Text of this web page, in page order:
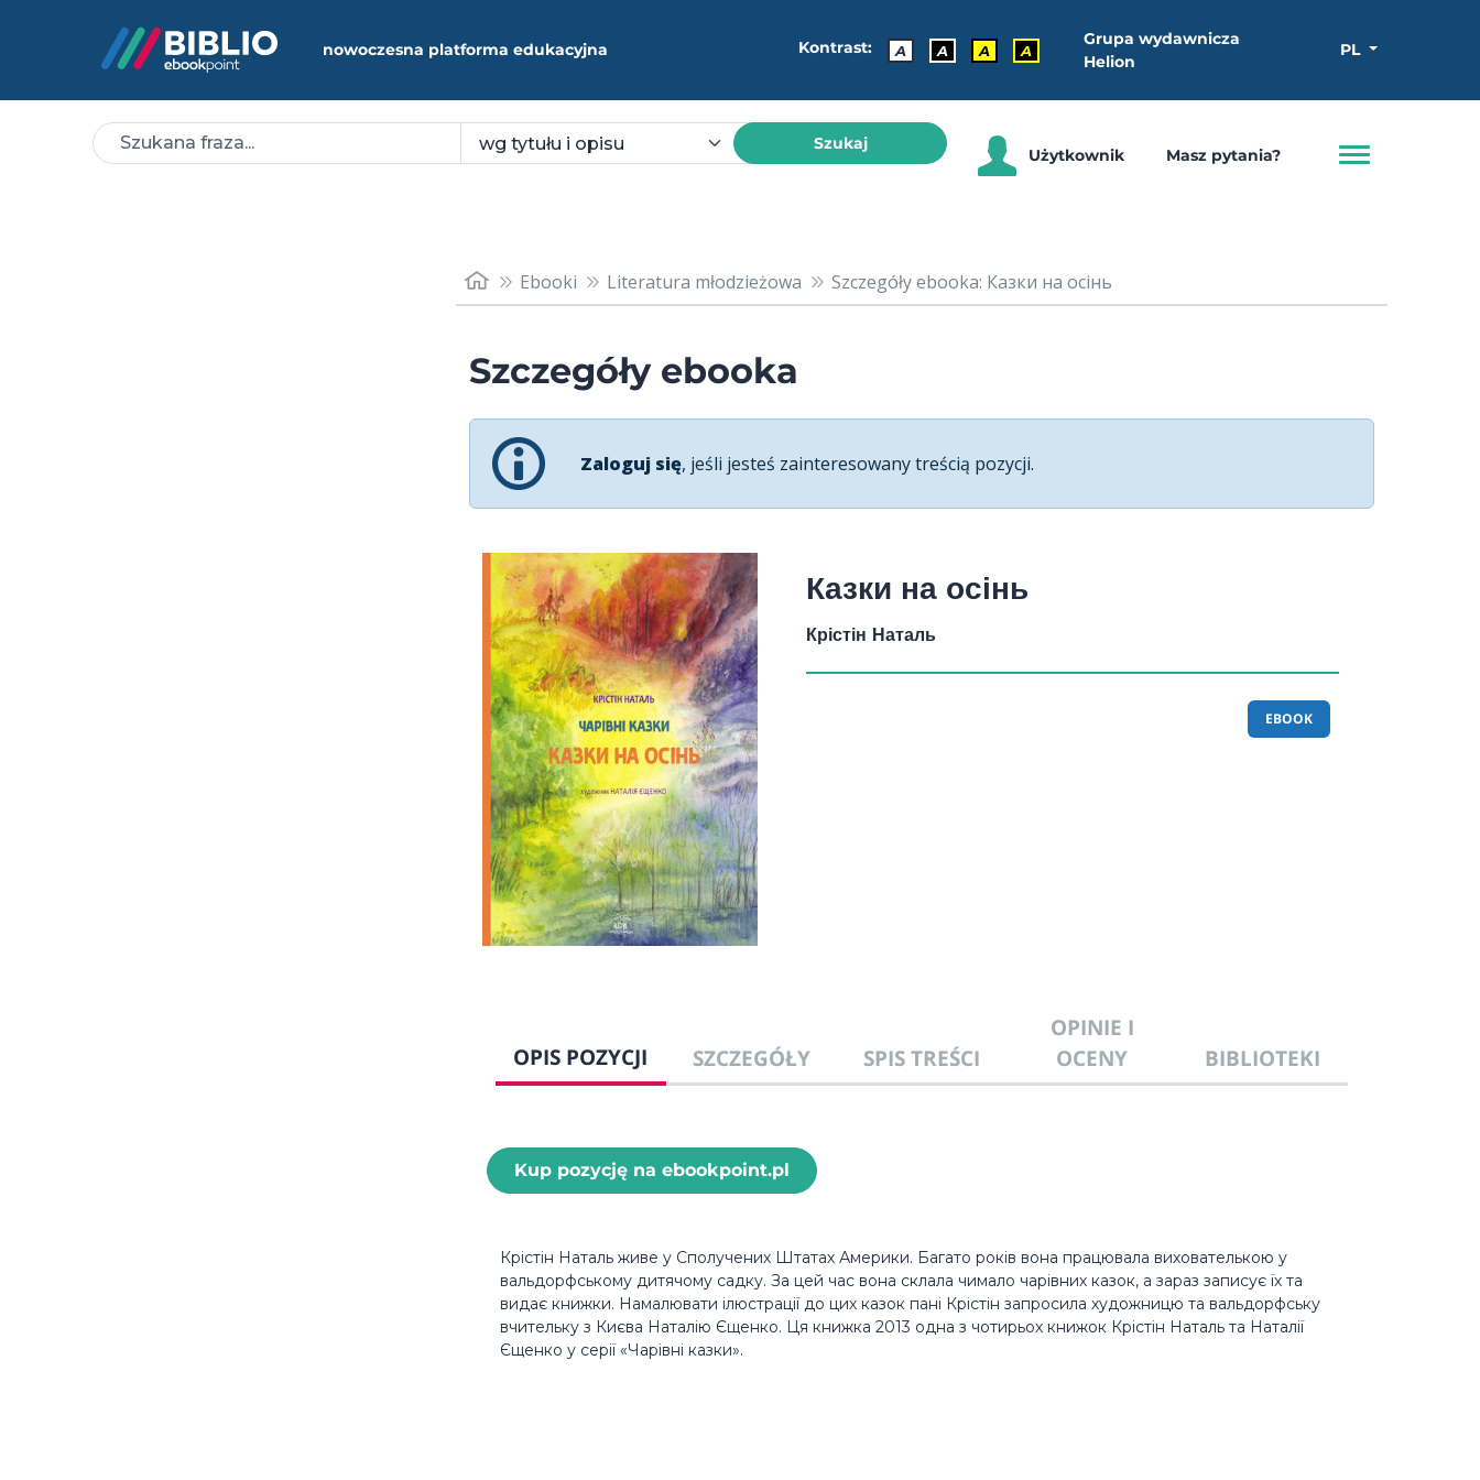
nowoczesna platforma edukacyjna Kontrast: A A A A
Grupa wydawnicza
Helion
PL
Szukaj
Użytkownik Masz pytania?
Ebooki Literatura młodzieżowa Szczegóły ebooka: Казки на осінь
Szczegóły ebooka
Zaloguj się, jeśli jesteś zainteresowany treścią pozycji.
Казки на осінь
Крістін Наталь
EBOOK
OPIS POZYCJI SZCZEGÓŁY SPIS TREŚCI
OPINIE I
OCENY
BIBLIOTEKI
Kup pozycję na ebookpoint.pl
Крістін Наталь живе у Сполучених Штатах Америки. Багато років вона працювала вихователькою у
вальдорфському дитячому садку. За цей час вона склала чимало чарівних казок, а зараз записує їх та
видає книжки. Намалювати ілюстрації до цих казок пані Крістін запросила художницю та вальдорфську
вчительку з Києва Наталію Єщенко. Ця книжка 2013 одна з чотирьох книжок Крістін Наталь та Наталії
Єщенко у серії «Чарівні казки».